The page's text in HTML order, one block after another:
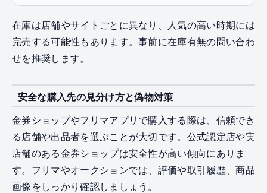
在庫は店舗やサイトごとに異なり、人気の高い時期には
完売する可能性もあります。事前に在庫有無の問い合わ
せを推奨します。
安全な購入先の見分け方と偽物対策
金券ショップやフリマアプリで購入する際は、信頼でき
る店舗や出品者を選ぶことが大切です。公式認定店や実
店舗のある金券ショップは安全性が高い傾向にありま
す。フリマやオークションでは、評価や取引履歴、商品
画像をしっかり確認しましょう。